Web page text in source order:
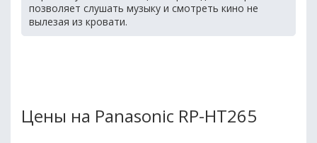
позволяет слушать музыку и смотреть кино не
вылезая из кровати.
Цены на Panasonic RP-HT265